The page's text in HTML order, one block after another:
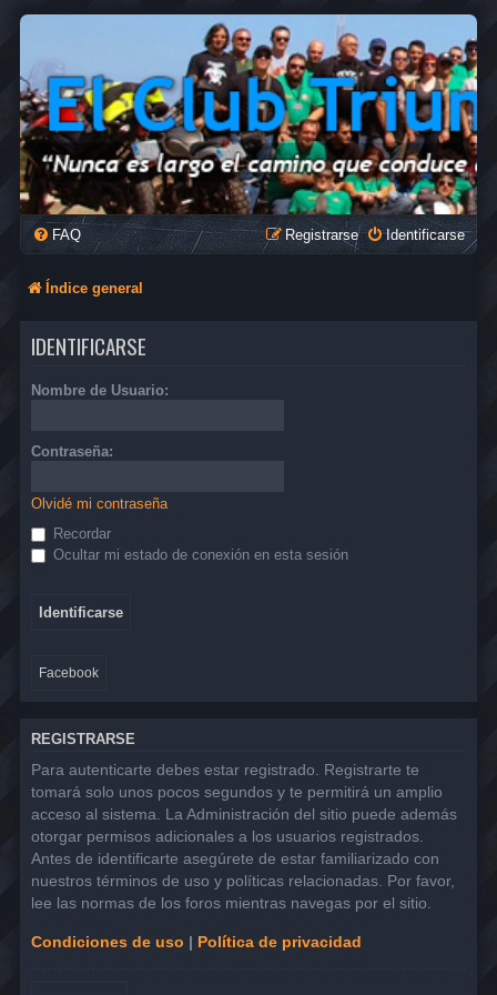
FAQ Identificarse
Registrarse
Índice general
IDENTIFICARSE
Nombre de Usuario:
Contraseña:
Olvidé mi contraseña
Recordar
Ocultar mi estado de conexión en esta sesión
Facebook
REGISTRARSE
Para autenticarte debes estar registrado. Registrarte te
tomará solo unos pocos segundos y te permitirá un amplio
acceso al sistema. La Administración del sitio puede además
otorgar permisos adicionales a los usuarios registrados.
Antes de identificarte asegúrete de estar familiarizado con
nuestros términos de uso y políticas relacionadas. Por favor,
lee las normas de los foros mientras navegas por el sitio.
Condiciones de uso | Política de privacidad